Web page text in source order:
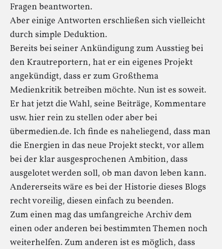
Fragen beantworten.
Aber einige Antworten erschließen sich vielleicht
durch simple Deduktion.
Bereits bei seiner Ankündigung zum Ausstieg bei
den Krautreportern, hat er ein eigenes Projekt
angekündigt, dass er zum Großthema
Medienkritik betreiben möchte. Nun ist es soweit.
Er hat jetzt die Wahl, seine Beiträge, Kommentare
usw. hier rein zu stellen oder aber bei
übermedien.de. Ich finde es naheliegend, dass man
die Energien in das neue Projekt steckt, vor allem
bei der klar ausgesprochenen Ambition, dass
ausgelotet werden soll, ob man davon leben kann.
Andererseits wäre es bei der Historie dieses Blogs
recht voreilig, diesen einfach zu beenden.
Zum einen mag das umfangreiche Archiv dem
einen oder anderen bei bestimmten Themen noch
weiterhelfen. Zum anderen ist es möglich, dass